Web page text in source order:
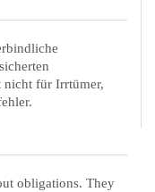
nicht für Irrtümer,
obligations. They